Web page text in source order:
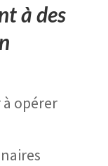
à des
opérer